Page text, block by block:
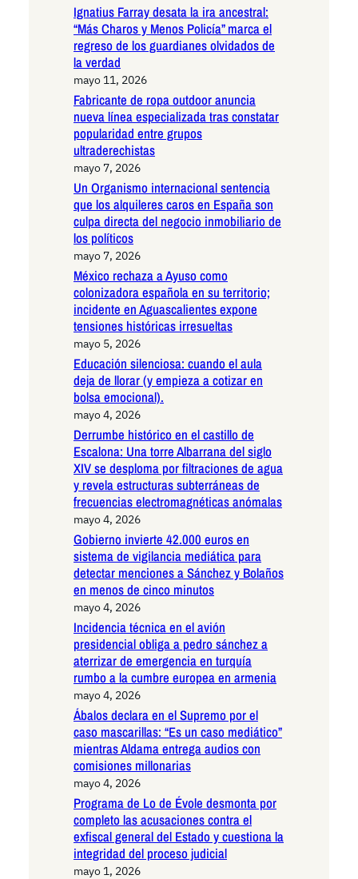
Ignatius Farray desata la ira ancestral:
“Más Charos y Menos Policía” marca el
regreso de los guardianes olvidados de
la verdad
mayo 11, 2026
Fabricante de ropa outdoor anuncia
nueva línea especializada tras constatar
popularidad entre grupos
ultraderechistas
mayo 7, 2026
Un Organismo internacional sentencia
que los alquileres caros en España son
culpa directa del negocio inmobiliario de
los políticos
mayo 7, 2026
México rechaza a Ayuso como
colonizadora española en su territorio;
incidente en Aguascalientes expone
tensiones históricas irresueltas
mayo 5, 2026
Educación silenciosa: cuando el aula
deja de llorar (y empieza a cotizar en
bolsa emocional).
mayo 4, 2026
Derrumbe histórico en el castillo de
Escalona: Una torre Albarrana del siglo
XIV se desploma por filtraciones de agua
y revela estructuras subterráneas de
frecuencias electromagnéticas anómalas
mayo 4, 2026
Gobierno invierte 42.000 euros en
sistema de vigilancia mediática para
detectar menciones a Sánchez y Bolaños
en menos de cinco minutos
mayo 4, 2026
Incidencia técnica en el avión
presidencial obliga a pedro sánchez a
aterrizar de emergencia en turquía
rumbo a la cumbre europea en armenia
mayo 4, 2026
Ábalos declara en el Supremo por el
caso mascarillas: “Es un caso mediático”
mientras Aldama entrega audios con
comisiones millonarias
mayo 4, 2026
Programa de Lo de Évole desmonta por
completo las acusaciones contra el
exfiscal general del Estado y cuestiona la
integridad del proceso judicial
mayo 1, 2026